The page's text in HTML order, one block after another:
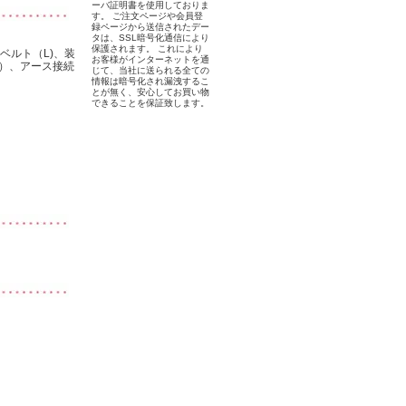
ルト（L)、装
、アース接続
ーバ証明書を使用しておりま
す。 ご注文ページや会員登
録ページから送信されたデー
タは、SSL暗号化通信により
保護されます。 これにより
お客様がインターネットを通
じて、当社に送られる全ての
情報は暗号化され漏洩するこ
とが無く、安心してお買い物
できることを保証致します。